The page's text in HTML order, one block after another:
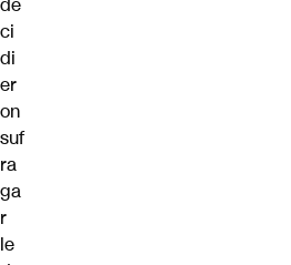
de
ci
di
er
on
suf
ra
ga
r
le